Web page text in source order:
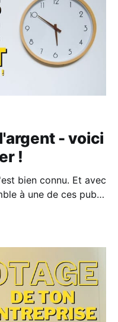
- voici
!
bien connu. Et avec
à une de ces pubs